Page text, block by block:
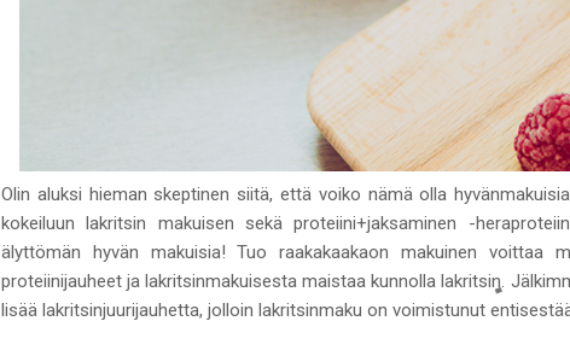
Olin aluksi hieman skeptinen siitä, että voiko nämä olla
kokeiluun lakritsin makuisen sekä proteiini+jaksaminen -
älyttömän hyvän makuisia! Tuo raakakaakaon makuinen voittaa
proteiinijauheet ja lakritsinmakuisesta maistaa kunnolla lakritsin.
lisää lakritsinjuurijauhetta, jolloin lakritsinmaku on voimistunut